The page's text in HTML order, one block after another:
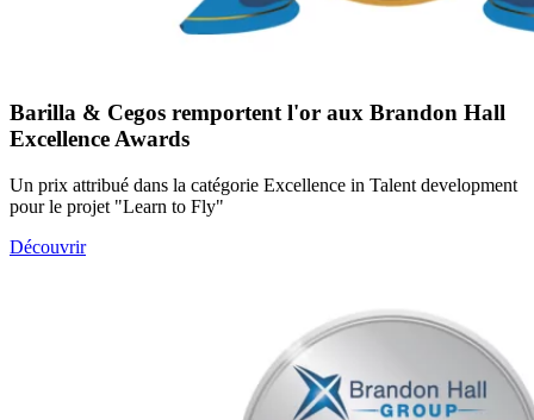
Barilla & Cegos remportent l'or aux Brandon Hall
Excellence Awards
Un prix attribué dans la catégorie Excellence in Talent development
pour le projet "Learn to Fly"
Découvrir